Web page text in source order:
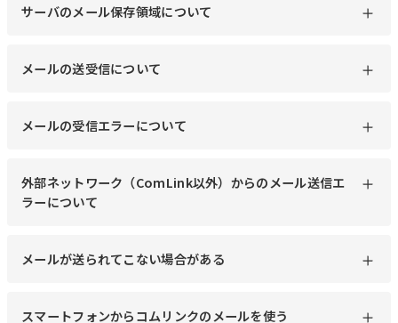
サーバのメール保存領域について
メールの送受信について
メールの受信エラーについて
外部ネットワーク（ComLink以外）からのメール送信エ
ラーについて
メールが送られてこない場合がある
スマートフォンからコムリンクのメールを使う